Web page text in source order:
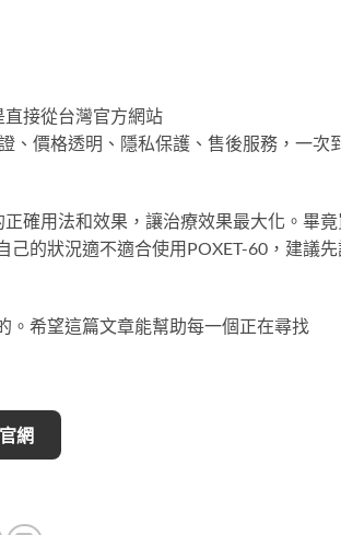
接從台灣官方網站
價格透明、隱私保護、售後服務，一次
確用法和效果，讓治療效果最大化。畢
的狀況適不適合使用POXET-60，建議
。希望這篇文章能幫助每一個正在尋找
網